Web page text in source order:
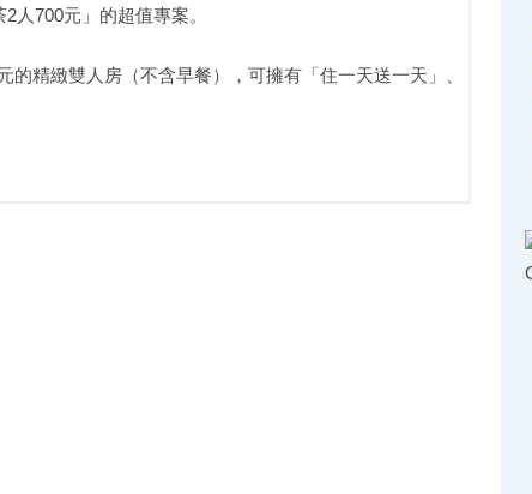
人700元」的超值專案。
精緻雙人房（不含早餐），可擁有「住一天送一天」、